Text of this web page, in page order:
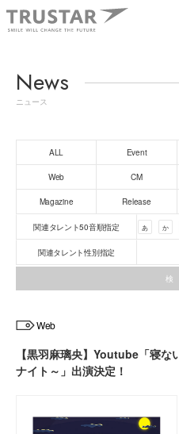
News
ニュース
ALL Event
Web CM
Magazine Release
関連タレント50音順指定 あ か
関連タレント性別指定
Web
【黒羽麻璃央】Youtube「寝な
ナイト～」出演決定！